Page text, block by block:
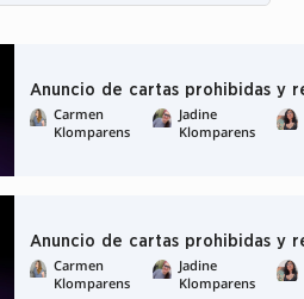
Anuncio de cartas prohibidas y
Carmen
Klomparens
Jadine
Klomparens
Anuncio de cartas prohibidas y
Carmen
Klomparens
Jadine
Klomparens